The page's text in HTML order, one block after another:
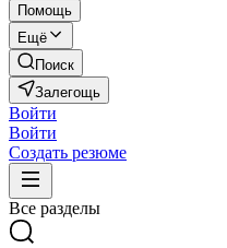
Помощь
Ещё
Поиск
Залегощь
Войти
Войти
Создать резюме
Все разделы